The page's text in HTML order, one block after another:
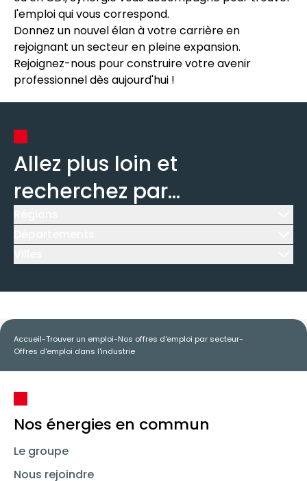
l'emploi qui vous correspond.
Donnez un nouvel élan à votre carrière en
rejoignant un secteur en pleine expansion.
Rejoignez-nous pour construire votre avenir
professionnel dès aujourd'hui !
Allez plus loin et
recherchez par...
Accueil-Trouver un emploi-Nos offres d'emploi par secteur-
Offres d'emploi dans l'industrie
Nos énergies en commun
Le groupe
Nous rejoindre